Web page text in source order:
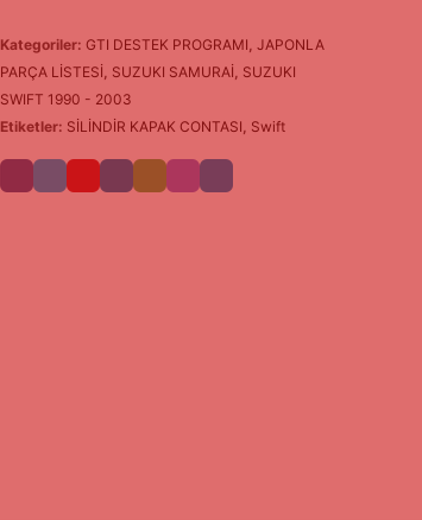
Kategoriler: GTI DESTEK PROGRAMI, JAPONLA
PARÇA LİSTESİ, SUZUKI SAMURAİ, SUZUKI
SWIFT 1990 - 2003
Etiketler: SİLİNDİR KAPAK CONTASI, Swift